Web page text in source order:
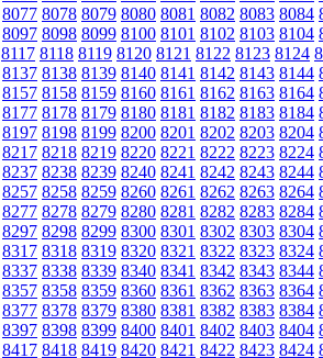
8077 8078 8079 8080 8081 8082 8083 8084
8097 8098 8099 8100 8101 8102 8103 8104
8117 8118 8119 8120 8121 8122 8123 8124
8137 8138 8139 8140 8141 8142 8143 8144
8157 8158 8159 8160 8161 8162 8163 8164
8177 8178 8179 8180 8181 8182 8183 8184
8197 8198 8199 8200 8201 8202 8203 8204
8217 8218 8219 8220 8221 8222 8223 8224
8237 8238 8239 8240 8241 8242 8243 8244
8257 8258 8259 8260 8261 8262 8263 8264
8277 8278 8279 8280 8281 8282 8283 8284
8297 8298 8299 8300 8301 8302 8303 8304
8317 8318 8319 8320 8321 8322 8323 8324
8337 8338 8339 8340 8341 8342 8343 8344
8357 8358 8359 8360 8361 8362 8363 8364
8377 8378 8379 8380 8381 8382 8383 8384
8397 8398 8399 8400 8401 8402 8403 8404
8417 8418 8419 8420 8421 8422 8423 8424